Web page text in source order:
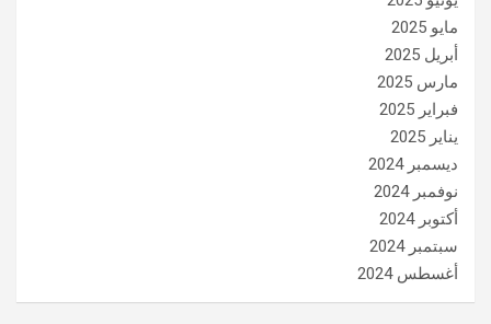
مايو 2025
أبريل 2025
مارس 2025
فبراير 2025
يناير 2025
ديسمبر 2024
نوفمبر 2024
أكتوبر 2024
سبتمبر 2024
أغسطس 2024